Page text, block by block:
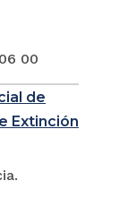
00
de
Extinción